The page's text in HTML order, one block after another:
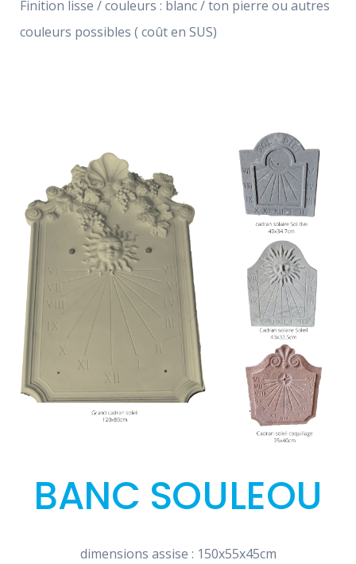
Finition lisse / couleurs : blanc / ton pierre ou autres
couleurs possibles ( coût en SUS)
BANC SOULEOU
dimensions assise : 150x55x45cm